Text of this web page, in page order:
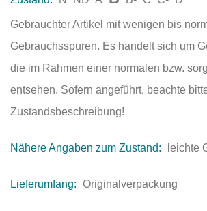
Gebrauchter Artikel mit wenigen bis
Gebrauchsspuren. Es handelt sich um
die im Rahmen einer normalen bzw.
entsehen. Sofern angeführt, beachte
Zustandsbeschreibung!
Nähere Angaben zum Zustand: leichte
Lieferumfang: Originalverpackung